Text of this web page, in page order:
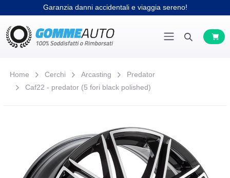
Garanzia danni accidentali e viaggia sereno!
Home Cerchi Arcasting
Predator
Caf22 - predator (5 fori black polished)